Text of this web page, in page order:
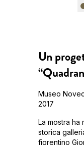
Un
Museo
2017
La mostra ha
storica
fiorentino